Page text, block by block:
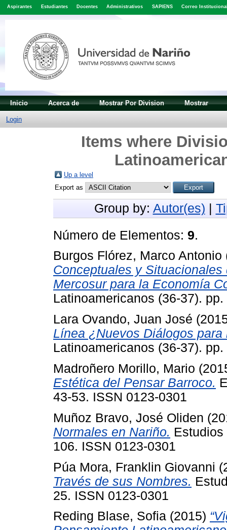
Aspirantes Estudiantes Docentes Administrativos SAPIENS Correo
Inicio Acerca de Mostrar Por Division Mostrar
Login
Items where
Up a level
Export as
Group by: Autor(es) |
Número de Elementos: 9.
Burgos Flórez, Marco Antonio
Conceptuales y
Mercosur para la Economía
Latinoamericanos (36-37).
Lara Ovando, Juan José
Línea ¿Nuevos Diálogos
Latinoamericanos (36-37).
Madroñero Morillo, Mario
Estética del Pensar Barroco.
43-53. ISSN 0123-0301
Muñoz Bravo, José Oliden
Normales en Nariño.
106. ISSN 0123-0301
Púa Mora, Franklin Giovanni
Través de sus Nombres.
25. ISSN 0123-0301
Reding Blase, Sofia (2015)